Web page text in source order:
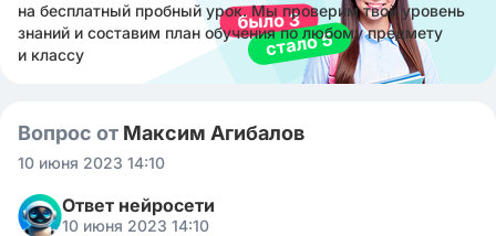
на бесплатный пробный урок. Мы проверим твой уровень
знаний и составим план обучения по любому предмету
и классу
Вопрос от Максим Агибалов
10 июня 2023 14:10
Ответ нейросети
10 июня 2023 14:10